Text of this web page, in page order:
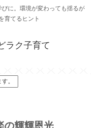
に。環境が変わっても揺るが
育てるヒント
ラク子育て
。
の輝輝恩光